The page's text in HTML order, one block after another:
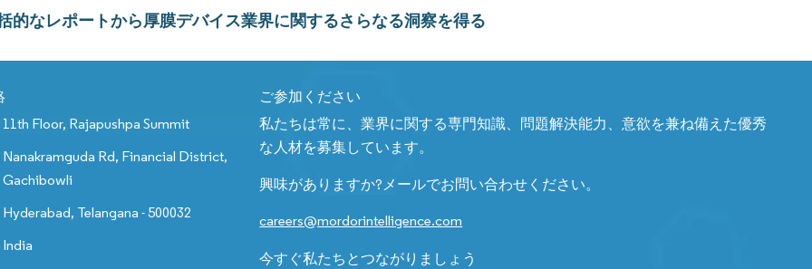
的なレポートから厚膜デバイス業界に関するさらなる洞察を得る
11th Floor, Rajapushpa Summit
Nanakramguda Rd, Financial District,
Gachibowli
Hyderabad, Telangana - 500032
India
ご参加ください
私たちは常に、業界に関する専門知識、問題解決能力、意欲を兼ね備えた優秀
な人材を募集しています。
興味がありますか?メールでお問い合わせください。
careers@mordorintelligence.com
今すぐ私たちとつながりましょう